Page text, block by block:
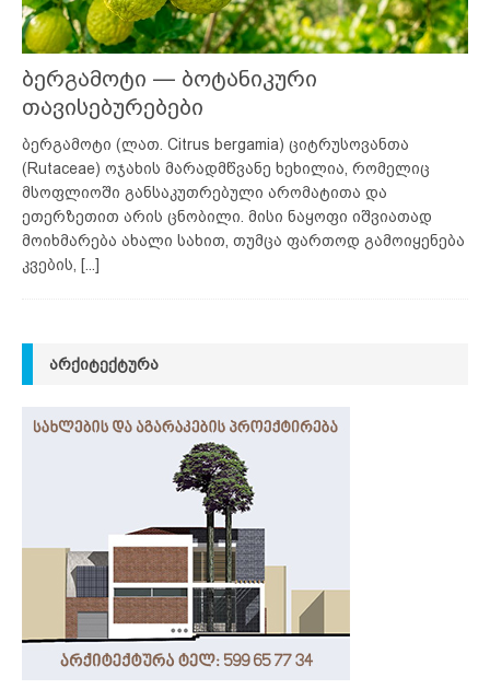
ბერგამოტი — ბოტანიკური
თავისებურებები
ბერგამოტი (ლათ. Citrus bergamia) ციტრუსოვანთა
(Rutaceae) ოჯახის მარადმწვანე ხეხილია, რომელიც
მსოფლიოში განსაკუთრებული არომატითა და
ეთერზეთით არის ცნობილი. მისი ნაყოფი იშვიათად
მოიხმარება ახალი სახით, თუმცა ფართოდ გამოიყენება
კვების, [...]
ᲐᲠᲥᲘᲢᲔᲥᲢᲣᲠᲐ